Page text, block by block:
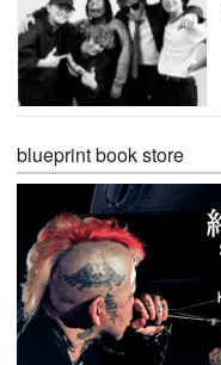
blueprint book store